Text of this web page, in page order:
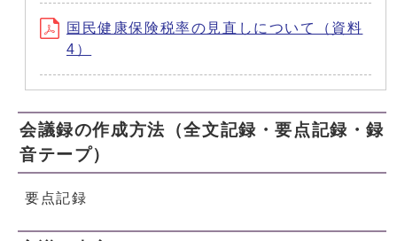
国民健康保険税率の見直しについて（資料
4）
会議録の作成方法（全文記録・要点記録・録
音テープ）
要点記録